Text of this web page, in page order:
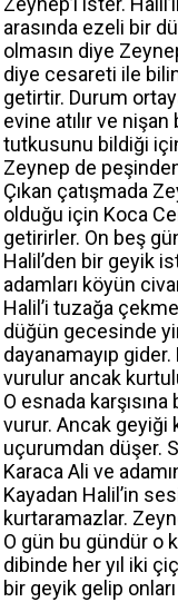
arasında ezeli bir
olmasın diye
diye cesareti ile
getirtir. Durum
evine atılır ve
tutkusunu bildiği
Zeynep de
Çıkan çatışmada
olduğu için Koca
getirirler. On beş
Halil’den bir geyik
adamları köyün
Halil’i tuzağa
düğün gecesinde
dayanamayıp
vurulur ancak
O esnada
vurur. Ancak geyiği
uçurumdan düşer.
Karaca Ali ve
Kayadan Halil’in
kurtaramazlar.
O gün bu gündür o
dibinde her yıl iki
bir geyik gelip